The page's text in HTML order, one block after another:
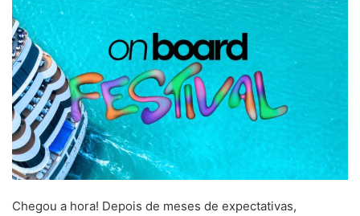
Chegou a hora! Depois de meses de expectativas,